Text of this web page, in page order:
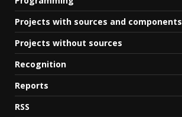
Projects with sources and components
Projects without sources
Recognition
Reports
RSS